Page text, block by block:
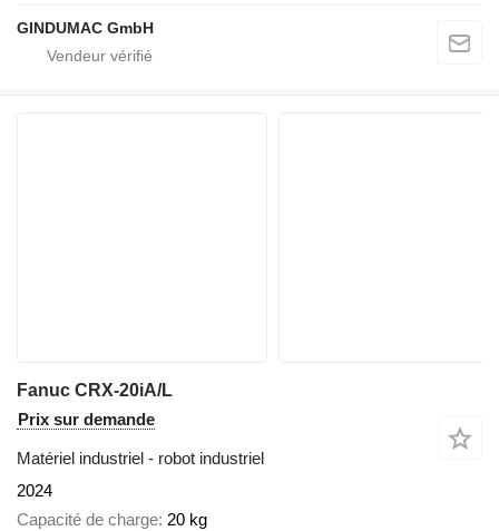
GINDUMAC GmbH
Fanuc CRX-20iA/L
Prix sur demande
Matériel industriel - robot industriel
2024
Capacité de charge 20 kg